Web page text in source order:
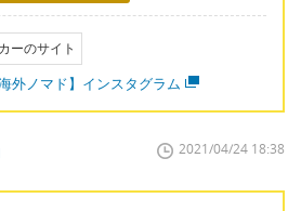
ーのサイト
外ノマド】インスタグラム
2021/04/24 18:38